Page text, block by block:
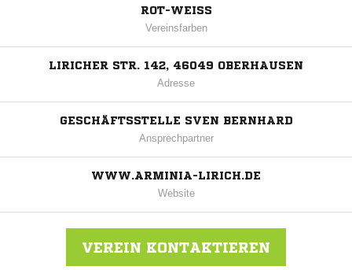
ROT-WEISS
Vereinsfarben
LIRICHER STR. 142, 46049 OBERHAUSEN
Adresse
GESCHÄFTSSTELLE SVEN BERNHARD
Ansprechpartner
WWW.ARMINIA-LIRICH.DE
Website
VEREIN KONTAKTIEREN